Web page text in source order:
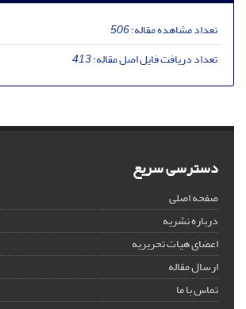
تعداد مشاهده مقاله:506
تعداد دریافت فایل اصل مقاله:413
دسترسی سریع
صفحه اصلی
درباره نشریه
اعضای هیات تحریریه
ارسال مقاله
تماس با ما